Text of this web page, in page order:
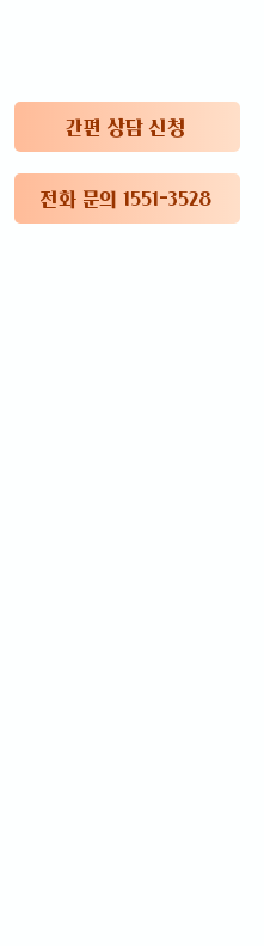
간편 상담 신청
전화 문의 1551-3528